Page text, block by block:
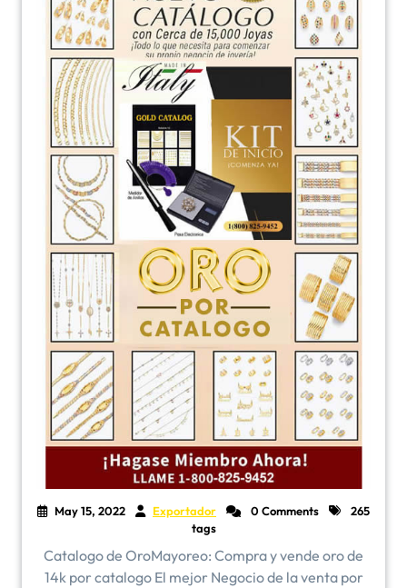
May 15, 2022 Exportador 0 Comments
265
tags
​Catalogo de OroMayoreo: Compra y vende oro de
14k por catalogo El mejor Negocio de la venta por